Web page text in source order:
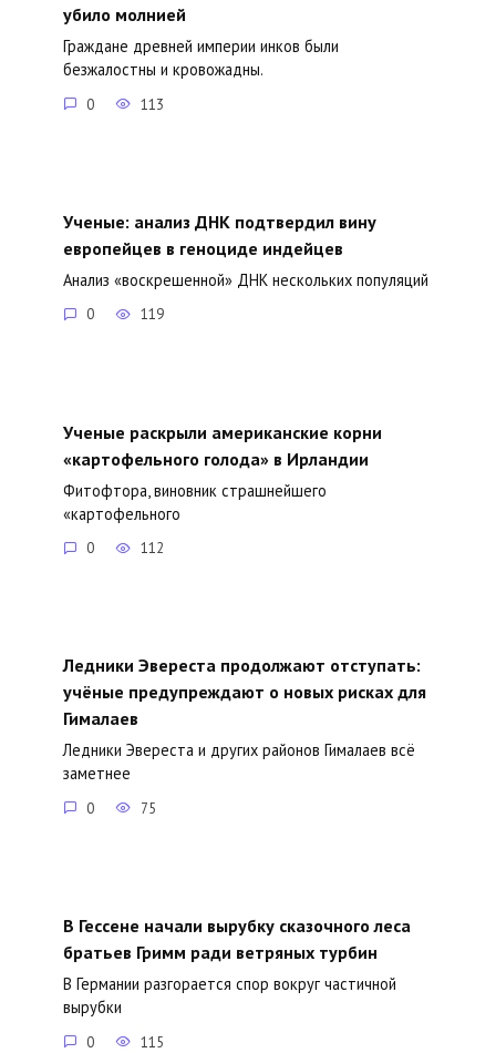
убило молнией
Граждане древней империи инков были
безжалостны и кровожадны.
0 113
Ученые: анализ ДНК подтвердил вину
европейцев в геноциде индейцев
Анализ «воскрешенной» ДНК нескольких популяций
0 119
Ученые раскрыли американские корни
«картофельного голода» в Ирландии
Фитофтора, виновник страшнейшего
«картофельного
0 112
Ледники Эвереста продолжают отступать:
учёные предупреждают о новых рисках для
Гималаев
Ледники Эвереста и других районов Гималаев всё
заметнее
0 75
В Гессене начали вырубку сказочного леса
братьев Гримм ради ветряных турбин
В Германии разгорается спор вокруг частичной
вырубки
0 115